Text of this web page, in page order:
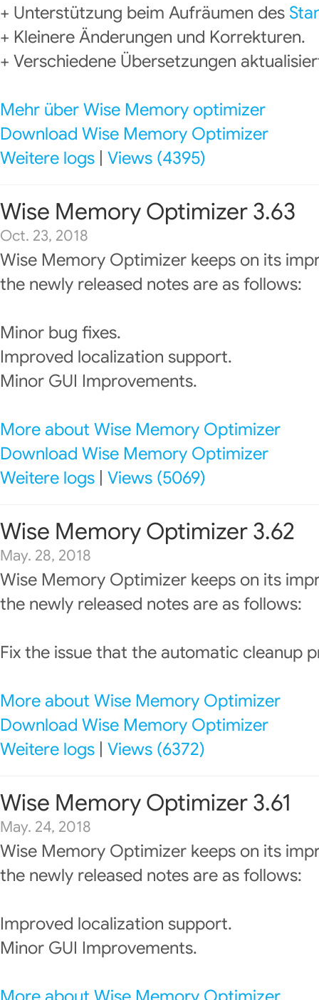
+ Unterstützung beim Aufräumen des
+ Kleinere Änderungen und Korrekturen.
+ Verschiedene Übersetzungen
Mehr über Wise Memory optimizer
Download Wise Memory Optimizer
Weitere logs Views (4395)
Wise Memory Optimizer 3.63
Oct. 23, 2018
Wise Memory Optimizer keeps on its
the newly released notes are as follows:
Minor bug fixes.
Improved localization support.
Minor GUI Improvements.
More about Wise Memory Optimizer
Download Wise Memory Optimizer
Weitere logs Views (5069)
Wise Memory Optimizer 3.62
May. 28, 2018
Wise Memory Optimizer keeps on its
the newly released notes are as follows:
Fix the issue that the automatic cleanup
More about Wise Memory Optimizer
Download Wise Memory Optimizer
Weitere logs Views (6372)
Wise Memory Optimizer 3.61
May. 24, 2018
Wise Memory Optimizer keeps on its
the newly released notes are as follows:
Improved localization support.
Minor GUI Improvements.